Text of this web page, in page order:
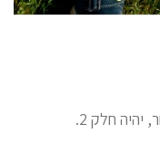
חלק 2.